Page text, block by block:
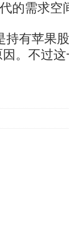
的需求空
持有苹果
。不过